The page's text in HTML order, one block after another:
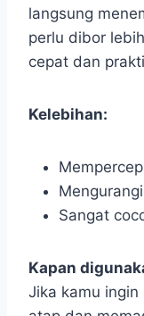
langsung
perlu dibor
cepat dan
Kelebihan:
Sangat
Kapan
Jika kamu